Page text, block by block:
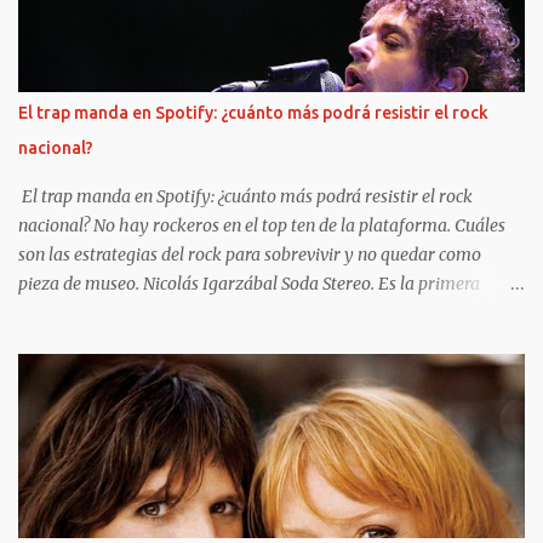
argentino en los años `80, un ciclo audiovisual opta por traer de
vuelta el espíritu que dominaba la época, a partir de
descontracturadas charlas plagadas de anécdotas con testigos
privilegiados de esa escena. "1980 y Rock" es el nombre de esta
serie de nueve capítulos de alrededor de 45 minutos cada uno,
disponible de manera gratuita en YouTube (en el canal Mil
Novecientos Ochenta y Rock) y en formato de podcast en Spotify...
El trap manda en Spotify: ¿cuánto más podrá resistir el rock
nacional?
El trap manda en Spotify: ¿cuánto más podrá resistir el rock
nacional? No hay rockeros en el top ten de la plataforma. Cuáles
son las estrategias del rock para sobrevivir y no quedar como
pieza de museo. Nicolás Igarzábal Soda Stereo. Es la primera
resistir-rock-nacional-_0_eQVu9ppQoO.html Bizarrap (Ramos
Mejía, 1998) es el músico argentino del momento. Tiene éxito en
todo el mundo gracias a hits con ritmo de hip hop que compone
para estrellas de la música hispana, desde Residente y J Balvin
hasta Nathy Peluso y Nicki Nicole. Pero este año logró algo que
espantaría a cualquier rockero argentino: salir en la tapa de la